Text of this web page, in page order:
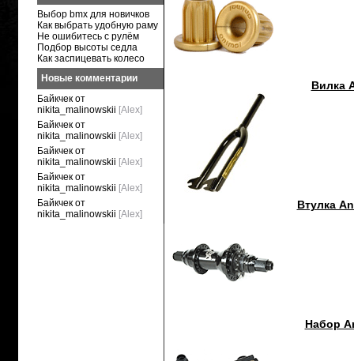
Вилка
Втулка
Набор
Выбор bmx для новичков
Как выбрать удобную раму
Не ошибитесь с рулём
Подбор высоты седла
Как заспицевать колесо
Новые комментарии
Байкчек от
nikita_malinowskii [Alex]
Байкчек от
nikita_malinowskii [Alex]
Байкчек от
nikita_malinowskii [Alex]
Байкчек от
nikita_malinowskii [Alex]
Байкчек от
nikita_malinowskii [Alex]